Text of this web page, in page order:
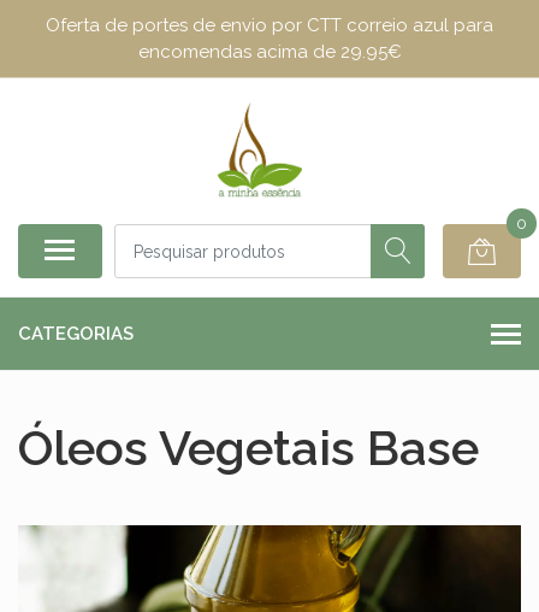
Oferta de portes de envio por CTT correio azul para
encomendas acima de 29.95€
0
CATEGORIAS
Óleos Vegetais Base